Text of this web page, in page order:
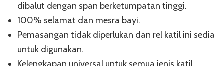
dibalut dengan span berketumpatan tinggi.
100% selamat dan mesra bayi.
Pemasangan tidak diperlukan dan rel katil ini sedia
untuk digunakan.
Kelengkapan universal untuk semua jenis katil.